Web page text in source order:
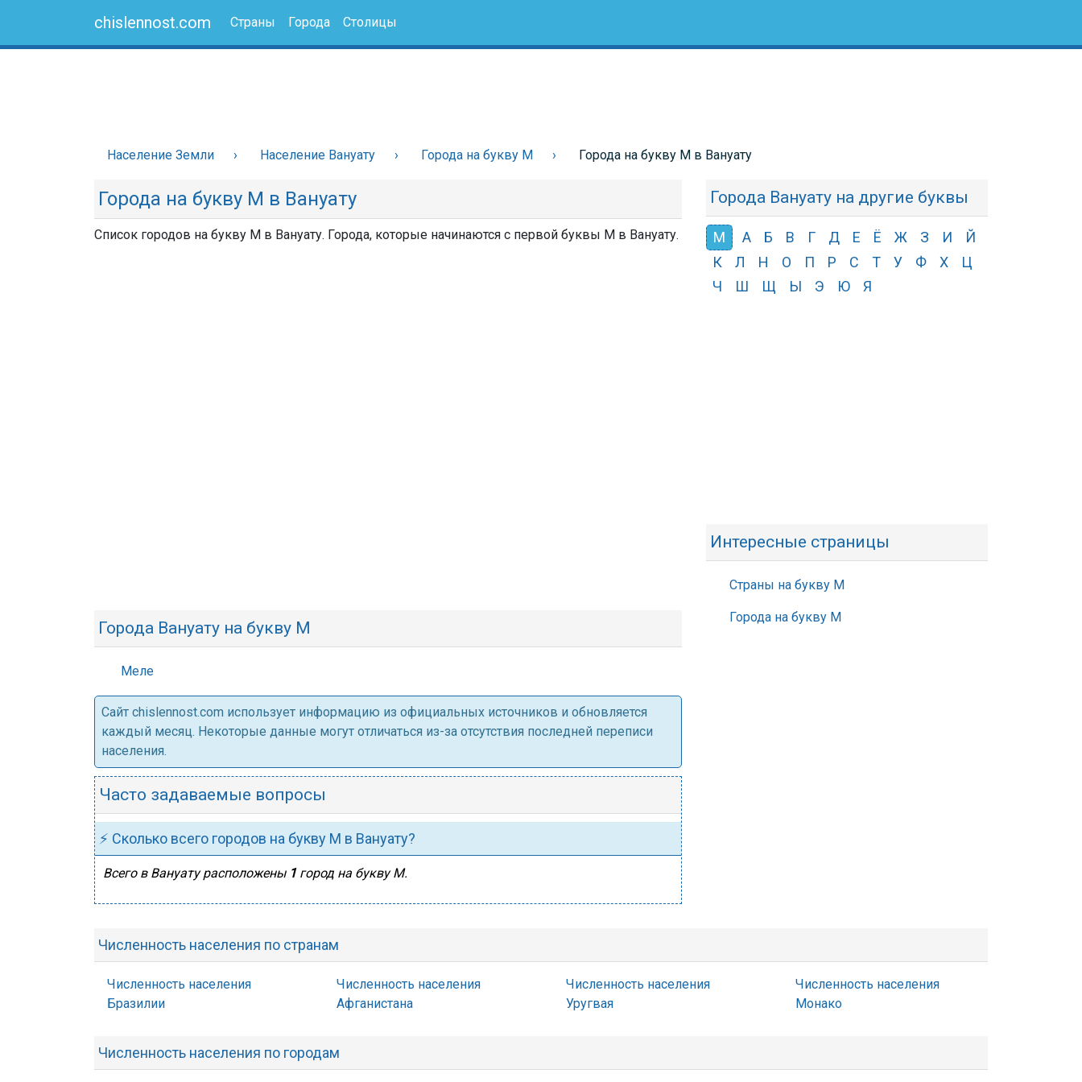
chislennost.com Страны Города Столицы
Население Земли Население Вануату Города на букву М Города на букву М в Вануату
Города на букву М в Вануату
Список городов на букву М в Вануату. Города, которые начинаются с первой буквы М в Вануату.
Города Вануату на букву М
Меле
Cайт chislennost.com использует информацию из официальных источников и обновляется
каждый месяц. Некоторые данные могут отличаться из-за отсутствия последней переписи
населения.
Часто задаваемые вопросы
⚡ Сколько всего городов на букву М в Вануату?
Всего в Вануату расположены 1город на букву М.
Города Вануату на другие буквы
М А Б В Г Д Е Ё Ж З И
Й
К
Л Н О П Р С Т У Ф Х
Ц
Ч
Ш Щ Ы Э Ю Я
Интересные страницы
Страны на букву М
Города на букву М
Численность населения по странам
Численность населения
Бразилии
Численность населения
Афганистана
Численность населения
Уругвая
Численность населения
Монако
Численность населения по городам